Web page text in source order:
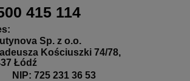
415 114
Sp. z o.o.
Kościuszki 74/78,
Łódź
NIP: 725 231 36 53